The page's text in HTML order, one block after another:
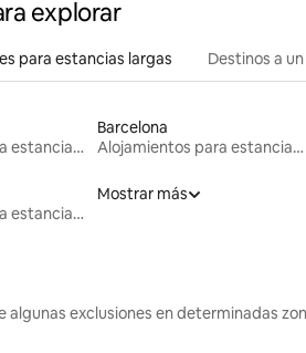
explorar
para estancias largas Destinos a
Alojamientos para estancias largas
Barcelona
Alojamientos para estancias largas
Alojamientos para estancias largas
Mostrar más
algunas exclusiones en determinadas